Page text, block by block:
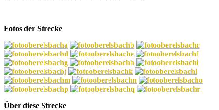
Fotos der Strecke
Über diese Strecke